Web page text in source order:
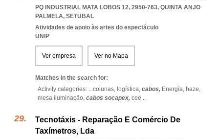
PQ INDUSTRIAL MATA LOBOS 12, 2950-763, QUINTA ANJO
PALMELA, SETUBAL
Atividades de apoio às artes do espectáculo
UNIP
Ver empresa Ver no Mapa
Matches in the search for:
Activity categories: ...colunas, logística, cabos, Energía, haze,
mesa iluminação, cabos socapex, cee...
Tecnotáxis - Reparação E Comércio De
Taxímetros, Lda